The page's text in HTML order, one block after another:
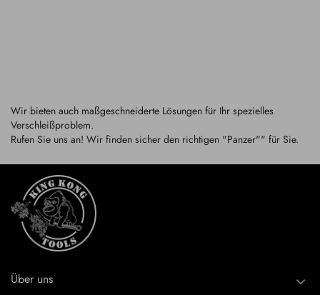
Wir bieten auch maßgeschneiderte Lösungen für Ihr spezielles
Verschleißproblem.
Rufen Sie uns an! Wir finden sicher den richtigen "Panzer"" für Sie.
Über uns